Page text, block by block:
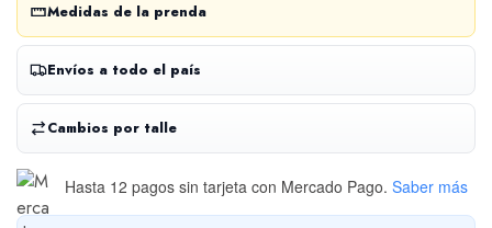
Medidas de la prenda
Envíos a todo el país
Cambios por talle
Hasta 12 pagos sin tarjeta con Mercado Pago. Saber más